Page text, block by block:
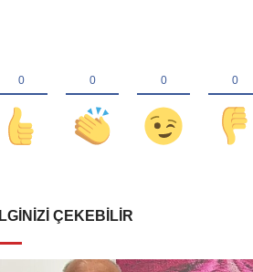
İLGINIZI ÇEKEBILIR